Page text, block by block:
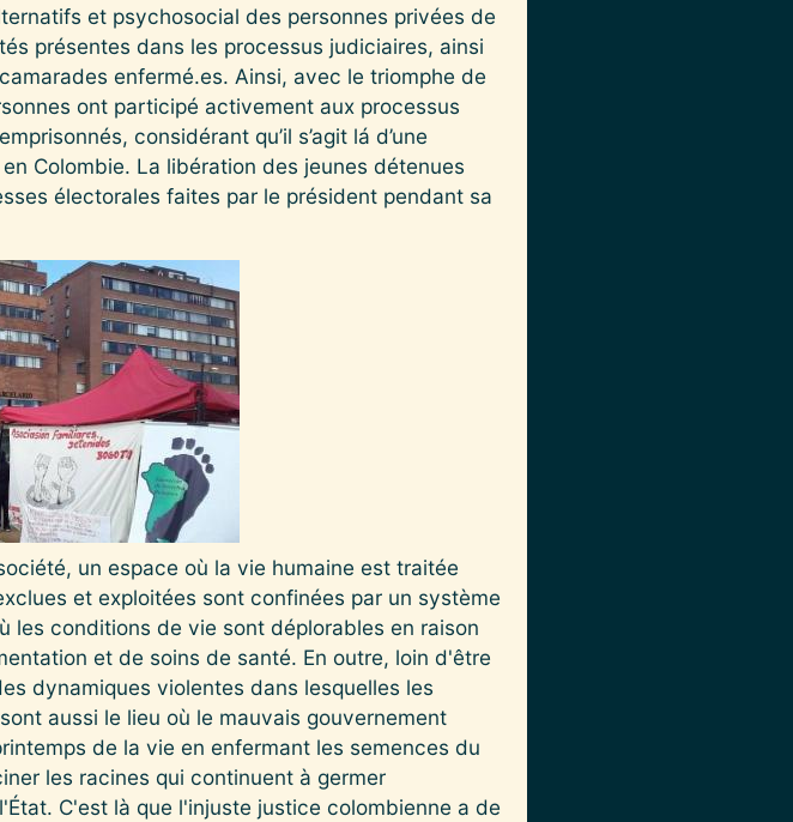
et psychosocial des personnes privées de
présentes dans les processus judiciaires, ainsi
enfermé.es. Ainsi, avec le triomphe de
ont participé activement aux processus
considérant qu’il s’agit lá d’une
Colombie. La libération des jeunes détenues
électorales faites par le président pendant sa
un espace où la vie humaine est traitée
et exploitées sont confinées par un système
les conditions de vie sont déplorables en raison
et de soins de santé. En outre, loin d'être
dynamiques violentes dans lesquelles les
aussi le lieu où le mauvais gouvernement
de la vie en enfermant les semences du
les racines qui continuent à germer
C'est là que l'injuste justice colombienne a de